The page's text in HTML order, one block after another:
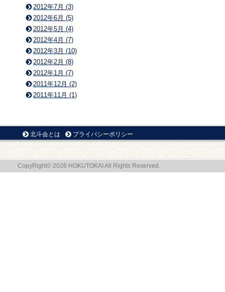
2012年7月 (3)
2012年6月 (5)
2012年5月 (4)
2012年4月 (7)
2012年3月 (10)
2012年2月 (8)
2012年1月 (7)
2011年12月 (2)
2011年11月 (1)
北斗会とは プライバシーポリシー
CopyRight© 2026 HOKUTOKAI All Rights Reserved.